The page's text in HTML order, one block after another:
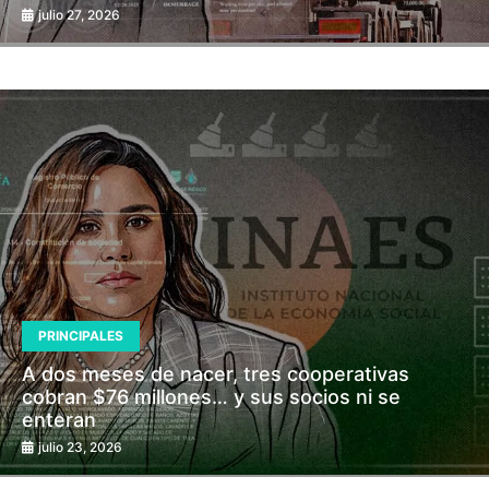
julio 27, 2026
PRINCIPALES
A dos meses de nacer, tres cooperativas
cobran $76 millones… y sus socios ni se
enteran
julio 23, 2026